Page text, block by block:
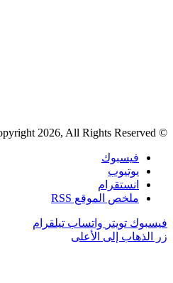
© Copyright 2026, All Rights Reserved |
فيسبوك
يوتيوب
انستقرام
ملخص الموقع RSS
فيسبوك تويتر واتساب تيلقرام
زر الذهاب إلى الأعلى